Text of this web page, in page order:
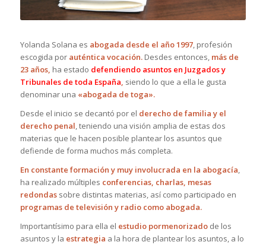
Yolanda Solana es abogada desde el año 1997, profesión
escogida por auténtica vocación.Desdes entonces, más de
23 años, ha estado defendiendo asuntos en Juzgados y
Tribunales de toda España, siendo lo que a ella le gusta
denominar una «abogada de toga».
Desde el inicio se decantó por el derecho de familia y el
derecho penal, teniendo una visión amplia de estas dos
materias que le hacen posible plantear los asuntos que
defiende de forma muchos más completa.
En constante formación y muy involucrada en la abogacía,
ha realizado múltiples conferencias, charlas, mesas
redondassobre distintas materias, así como participado en
programas de televisión y radio como abogada.
Importantísimo para ella el estudio pormenorizadode los
asuntos y la estrategia a la hora de plantear los asuntos, a lo